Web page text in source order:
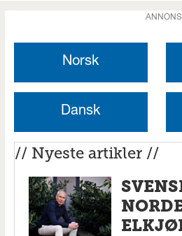
Norsk
Dansk
// Nyeste artikler //